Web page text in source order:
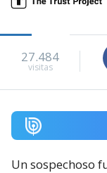
27.484
visitas
Un sospechoso